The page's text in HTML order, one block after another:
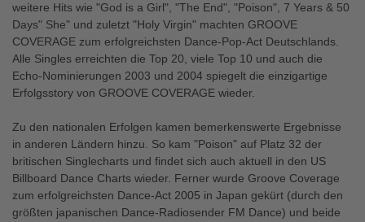
weitere Hits wie "God is a Girl", "The End", "Poison", 7 Years & 50
Days" She" und zuletzt "Holy Virgin" machten GROOVE
COVERAGE zum erfolgreichsten Dance-Pop-Act Deutschlands.
Alle Singles erreichten die Top 20, viele Top 10 und auch die
Echo-Nominierungen 2003 und 2004 spiegelt die einzigartige
Erfolgsstory von GROOVE COVERAGE wieder.
Zu den nationalen Erfolgen kamen bemerkenswerte Ergebnisse
in anderen Ländern hinzu. So kam "Poison" auf Platz 32 der
britischen Singlecharts und findet sich auch aktuell in den US
Billboard Dance Charts wieder. Ferner wurde Groove Coverage
zum erfolgreichsten Dance-Act 2005 in Japan gekürt (durch den
größten japanischen Dance-Radiosender FM Dance) und beide